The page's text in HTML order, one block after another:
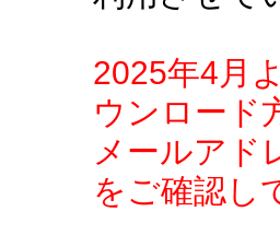
2025年4月
ウンロード
メールアド
をご確認し